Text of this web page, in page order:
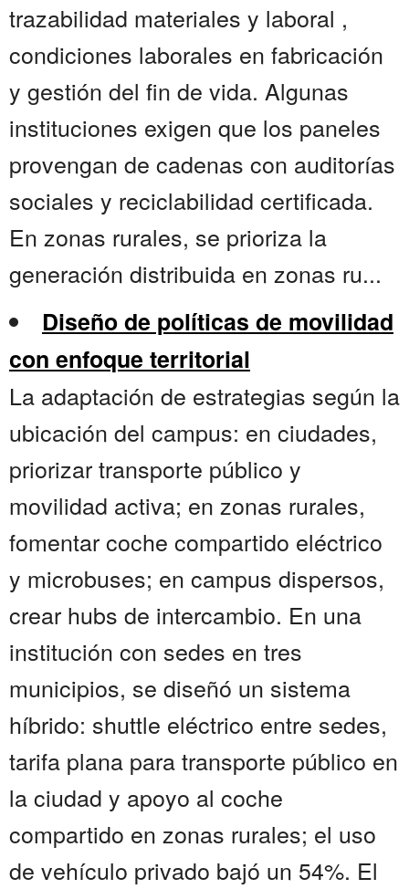
trazabilidad materiales y laboral ,
condiciones laborales en fabricación
y gestión del fin de vida. Algunas
instituciones exigen que los paneles
provengan de cadenas con auditorías
sociales y reciclabilidad certificada.
En zonas rurales, se prioriza la
generación distribuida en zonas ru...
Diseño de políticas de movilidad
con enfoque territorial
La adaptación de estrategias según la
ubicación del campus: en ciudades,
priorizar transporte público y
movilidad activa; en zonas rurales,
fomentar coche compartido eléctrico
y microbuses; en campus dispersos,
crear hubs de intercambio. En una
institución con sedes en tres
municipios, se diseñó un sistema
híbrido: shuttle eléctrico entre sedes,
tarifa plana para transporte público en
la ciudad y apoyo al coche
compartido en zonas rurales; el uso
de vehículo privado bajó un 54%. El